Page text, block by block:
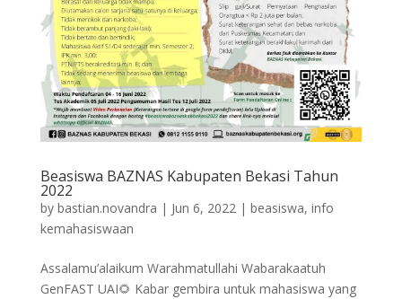
Beasiswa BAZNAS Kabupaten Bekasi Tahun
2022
by bastian.novandra | Jun 6, 2022 | beasiswa, info
kemahasiswaan
Assalamu’alaikum Warahmatullahi Wabarakaatuh
GenFAST UAI🌻 Kabar gembira untuk mahasiswa yang